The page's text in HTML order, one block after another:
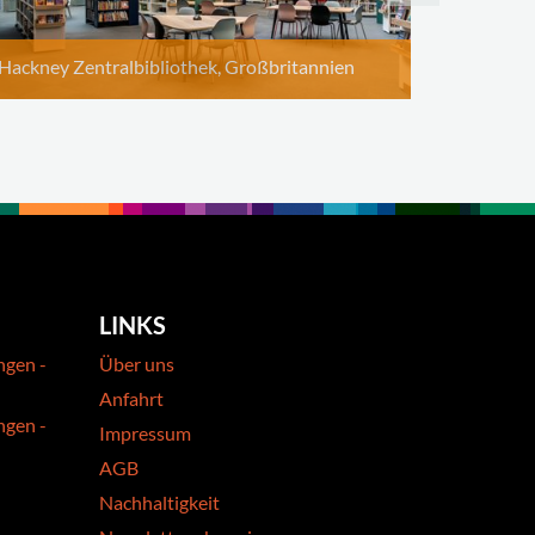
Hackney Zentralbibliothek, Großbritannien
-
-
LINKS
Über uns
Anfahrt
Impressum
AGB
Nachhaltigkeit